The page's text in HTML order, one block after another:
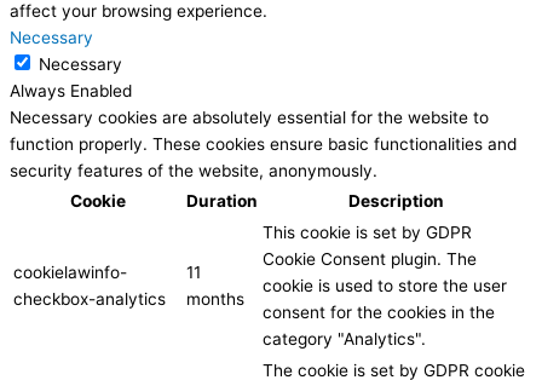
affect your browsing experience.
Necessary
Necessary
Always Enabled
Necessary cookies are absolutely essential for the website to
function properly. These cookies ensure basic functionalities and
security features of the website, anonymously.
Cookie
Duration Description
cookielawinfo-
checkbox-analytics
11
months
This cookie is set by GDPR
Cookie Consent plugin. The
cookie is used to store the user
consent for the cookies in the
category "Analytics".
The cookie is set by GDPR cookie